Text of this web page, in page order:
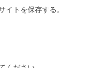
トを保存する。